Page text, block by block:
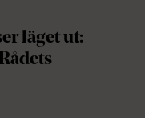
läget ut: